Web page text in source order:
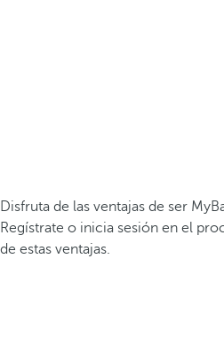
Disfruta de las ventajas de ser
Regístrate o inicia sesión en el
de estas ventajas.